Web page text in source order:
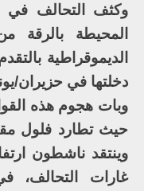
وكثف التحالف في
المحيطة بالرقة
الديموقراطية
دخلتها في حزيران/
وبات هجوم هذه
حيث تطارد فلول
وينتقد ناشطون
غارات التحالف،